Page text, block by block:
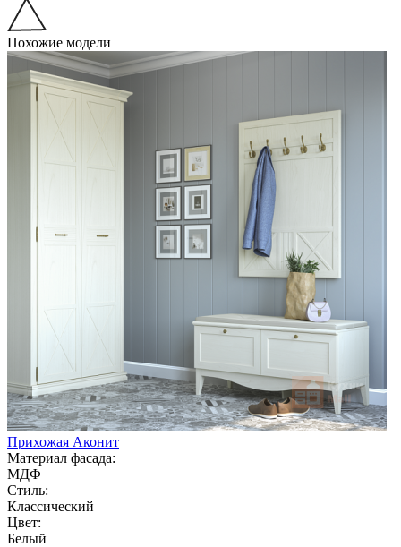
Похожие модели
Прихожая Аконит
Материал фасада:
МДФ
Стиль:
Классический
Цвет:
Белый